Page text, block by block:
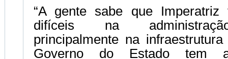
“A gente sabe que Imperatriz
difíceis na
principalmente na
Governo do Estado tem